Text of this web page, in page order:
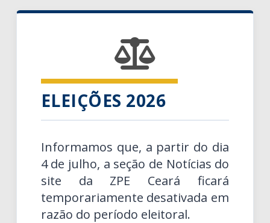
ELEIÇÕES 2026
Informamos que, a partir do dia
4 de julho, a seção de Notícias do
site da ZPE Ceará ficará
temporariamente desativada em
razão do período eleitoral.